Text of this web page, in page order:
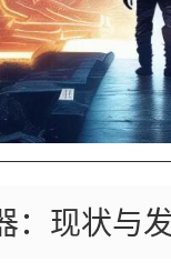
：现状与